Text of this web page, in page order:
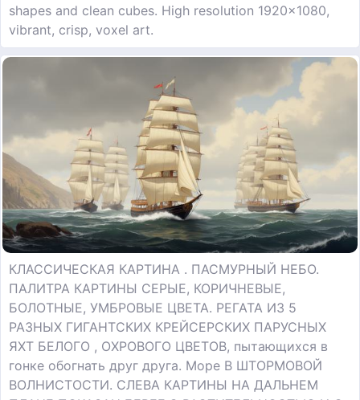
shapes and clean cubes. High resolution 1920×1080,
vibrant, crisp, voxel art.
КЛАССИЧЕСКАЯ КАРТИНА . ПАСМУРНЫЙ НЕБО.
ПАЛИТРА КАРТИНЫ СЕРЫЕ, КОРИЧНЕВЫЕ,
БОЛОТНЫЕ, УМБРОВЫЕ ЦВЕТА. РЕГАТА ИЗ 5
РАЗНЫХ ГИГАНТСКИХ КРЕЙСЕРСКИХ ПАРУСНЫХ
ЯХТ БЕЛОГО , ОХРОВОГО ЦВЕТОВ, пытающихся в
гонке обогнать друг друга. Море В ШТОРМОВОЙ
ВОЛНИСТОСТИ. СЛЕВА КАРТИНЫ НА ДАЛЬНЕМ